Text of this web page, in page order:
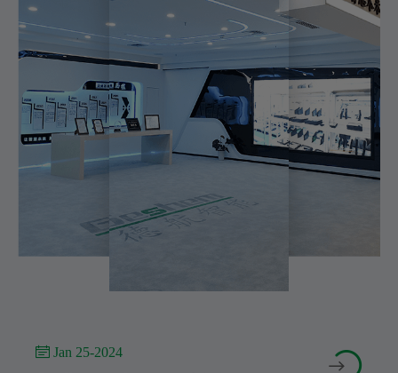
 Jan 25-2024 
